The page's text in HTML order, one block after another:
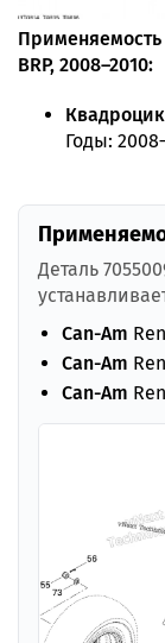
Применяемость
BRP, 2008–2010:
Годы:
Деталь
Can-Am
Can-Am
Can-Am